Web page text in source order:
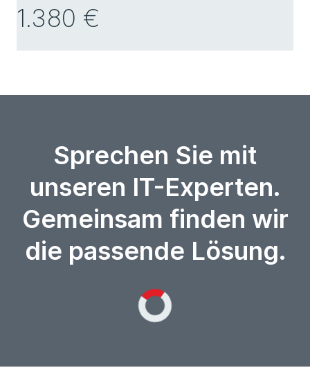
1.380 €
Sprechen Sie mit
unseren IT-Experten.
Gemeinsam finden wir
die passende Lösung.